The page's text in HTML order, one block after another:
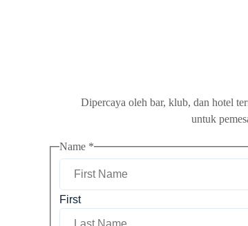
Dipercaya oleh bar, klub, dan hotel
untuk
Name *
First